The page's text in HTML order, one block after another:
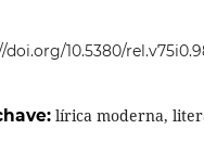
doi.org/10.5380/
lírica moderna,